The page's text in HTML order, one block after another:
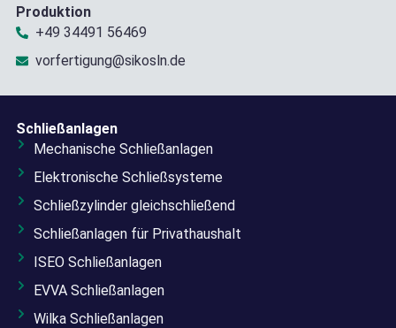
Produktion
+49 34491 56469
vorfertigung@sikosln.de
Schließanlagen
Mechanische Schließanlagen
Elektronische Schließsysteme
Schließzylinder gleichschließend
Schließanlagen für Privathaushalt
ISEO Schließanlagen
EVVA Schließanlagen
Wilka Schließanlagen